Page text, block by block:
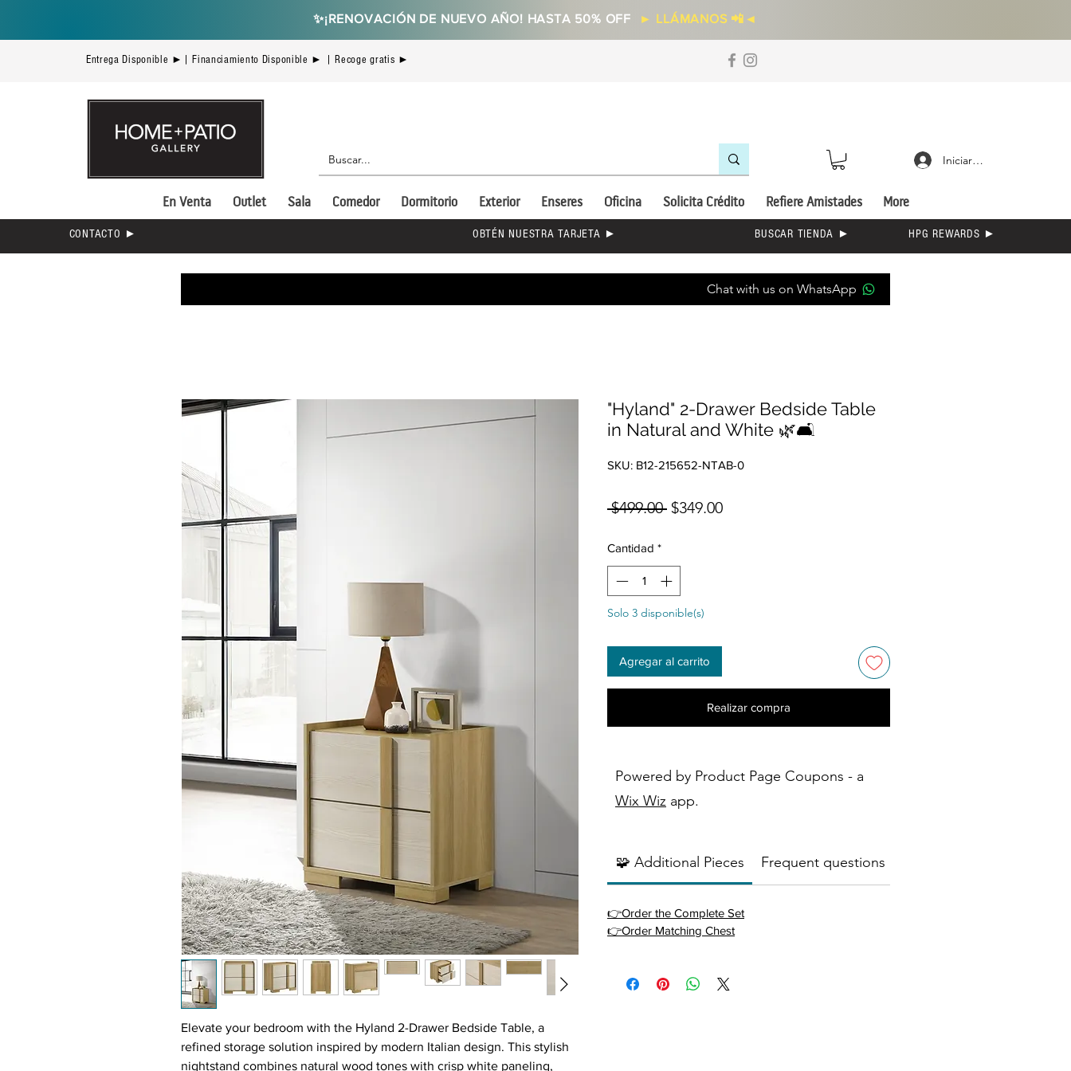
✨¡RENOVACIÓN DE NUEVO AÑO! HASTA 50% OFF ► LLÁMANOS 📲 ◄
Entrega Disponible ►| Financiamiento Disponible ► | Recoge gratis ►
Iniciar sesión
En Venta Outlet Sala Comedor Dormitorio Exterior Enseres Oficina Solicita Crédito Refiere Amistades More
CONTACTO ► OBTÉN NUESTRA TARJETA ► BUSCAR TIENDA ► HPG REWARDS ►
Chat with us on WhatsApp
Elevate your bedroom with the Hyland 2-Drawer Bedside Table, a
refined storage solution inspired by modern Italian design. This stylish
nightstand combines natural wood tones with crisp white paneling,
"Hyland" 2-Drawer Bedside Table
in Natural and White 🌿🛋️
SKU: B12-215652-NTAB-0
$499.00 Precio
$349.00Precio de oferta
Cantidad *
Solo 3 disponible(s)
Agregar al carrito
Realizar compra
Powered by Product Page Coupons - a
Wix Wiz app.
🧩 Additional Pieces Frequent questions about this product
👉Order the Complete Set
👉Order Matching Chest